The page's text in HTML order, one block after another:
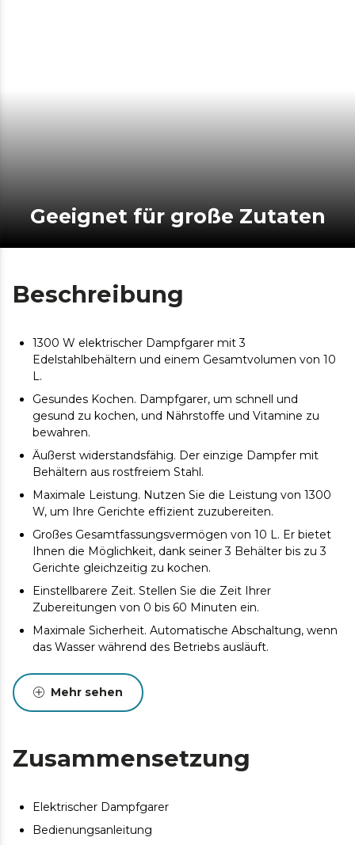
Geeignet für große Zutaten
Beschreibung
1300 W elektrischer Dampfgarer mit 3
Edelstahlbehältern und einem Gesamtvolumen von 10
L.
Gesundes Kochen. Dampfgarer, um schnell und
gesund zu kochen, und Nährstoffe und Vitamine zu
bewahren.
Äußerst widerstandsfähig. Der einzige Dampfer mit
Behältern aus rostfreiem Stahl.
Maximale Leistung. Nutzen Sie die Leistung von 1300
W, um Ihre Gerichte effizient zuzubereiten.
Großes Gesamtfassungsvermögen von 10 L. Er bietet
Ihnen die Möglichkeit, dank seiner 3 Behälter bis zu 3
Gerichte gleichzeitig zu kochen.
Einstellbarere Zeit. Stellen Sie die Zeit Ihrer
Zubereitungen von 0 bis 60 Minuten ein.
Maximale Sicherheit. Automatische Abschaltung, wenn
das Wasser während des Betriebs ausläuft.
Einfach zu reinigen. Antihaftbeschichtete Pfanne und
leicht zu reinigende Oberflächen.
Geeignet für große Zutaten. Der Dampfgarer hat einen
Mehr sehen
Zusammensetzung
Elektrischer Dampfgarer
Bedienungsanleitung